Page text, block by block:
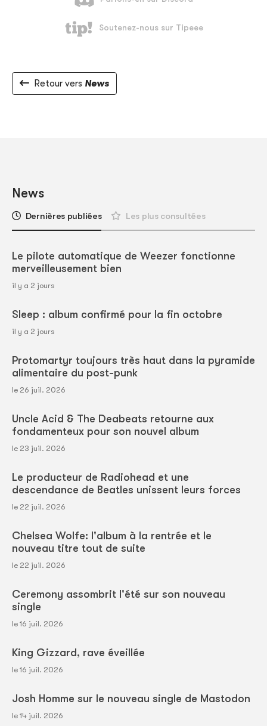
Retour vers News
News
Dernières publiées Les plus consultées
Le pilote automatique de Weezer fonctionne
merveilleusement bien
il y a 2 jours
Sleep : album confirmé pour la fin octobre
il y a 2 jours
Protomartyr toujours très haut dans la pyramide
alimentaire du post-punk
le 26 juil. 2026
Uncle Acid & The Deabeats retourne aux
fondamenteux pour son nouvel album
le 23 juil. 2026
Le producteur de Radiohead et une
descendance de Beatles unissent leurs forces
le 22 juil. 2026
Chelsea Wolfe: l'album à la rentrée et le
nouveau titre tout de suite
le 22 juil. 2026
Ceremony assombrit l'été sur son nouveau
single
le 16 juil. 2026
King Gizzard, rave éveillée
le 16 juil. 2026
Josh Homme sur le nouveau single de Mastodon
le 14 juil. 2026